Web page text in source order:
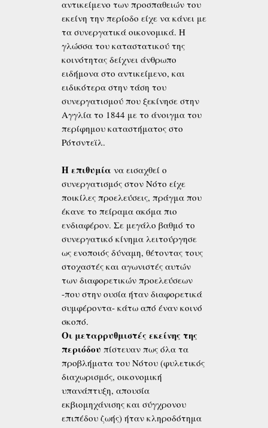
αντικείμενο των προσπαθειών του
εκείνη την περίοδο είχε να κάνει με
τα συνεργατικά οικονομικά. Η
γλώσσα του καταστατικού της
κοινότητας δείχνει άνθρωπο
ειδήμονα στο αντικείμενο, και
ειδικότερα στην τάση του
συνεργατισμού που ξεκίνησε στην
Αγγλία το 1844 με το άνοιγμα του
περίφημου καταστήματος στο
Ρότσντεϊλ.
Η επιθυμία να εισαχθεί ο
συνεργατισμός στον Νότο είχε
ποικίλες προελεύσεις, πράγμα που
έκανε το πείραμα ακόμα πιο
ενδιαφέρον. Σε μεγάλο βαθμό το
συνεργατικό κίνημα λειτούργησε
ως ενοποιός δύναμη, θέτοντας τους
στοχαστές και αγωνιστές αυτών
των διαφορετικών προελεύσεων
-που στην ουσία ήταν διαφορετικά
συμφέροντα- κάτω από έναν κοινό
σκοπό.
Οι μεταρρυθμιστές εκείνης της
περιόδου πίστευαν πως όλα τα
προβλήματα του Νότου (φυλετικός
διαχωρισμός, οικονομική
υπανάπτυξη, απουσία
εκβιομηχάνισης και σύγχρονου
επιπέδου ζωής) ήταν κληροδότημα